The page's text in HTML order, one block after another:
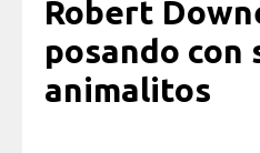
Robert
posando con
animalitos